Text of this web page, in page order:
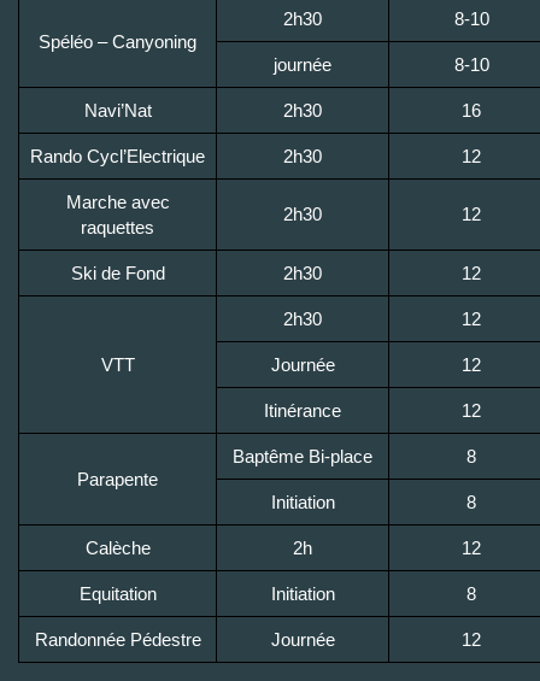
Spéléo – Canyoning
2h30 8-10
journée 8-10
Navi’Nat 2h30 16
Rando Cycl’Electrique 2h30 12
Marche avec
raquettes
2h30 12
Ski de Fond 2h30 12
VTT
2h30 12
Journée 12
Itinérance 12
Parapente
Baptême Bi-place 8
Initiation 8
Calèche 2h 12
Equitation Initiation 8
Randonnée Pédestre Journée 12